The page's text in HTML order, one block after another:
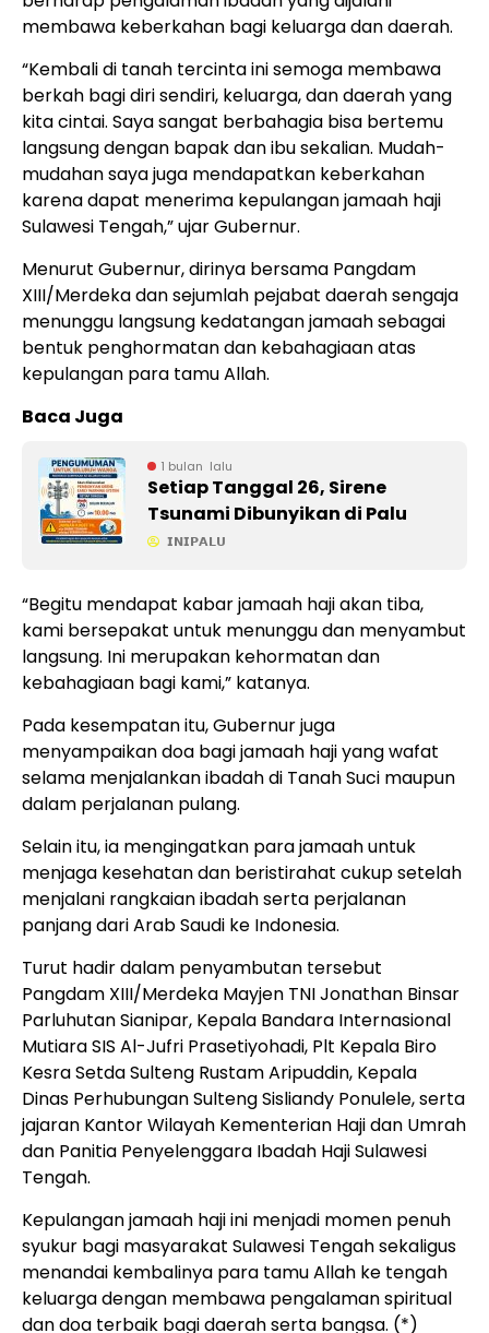
membawa keberkahan bagi keluarga dan daerah.
“Kembali di tanah tercinta ini semoga membawa
berkah bagi diri sendiri, keluarga, dan daerah yang
kita cintai. Saya sangat berbahagia bisa bertemu
langsung dengan bapak dan ibu sekalian. Mudah-
mudahan saya juga mendapatkan keberkahan
karena dapat menerima kepulangan jamaah haji
Sulawesi Tengah,” ujar Gubernur.
Menurut Gubernur, dirinya bersama Pangdam
XIII/Merdeka dan sejumlah pejabat daerah sengaja
menunggu langsung kedatangan jamaah sebagai
bentuk penghormatan dan kebahagiaan atas
kepulangan para tamu Allah.
Baca Juga
1 bulan lalu
Setiap Tanggal 26, Sirene
Tsunami Dibunyikan di Palu
𝗜𝗡𝗜𝗣𝗔𝗟𝗨
“Begitu mendapat kabar jamaah haji akan tiba,
kami bersepakat untuk menunggu dan menyambut
langsung. Ini merupakan kehormatan dan
kebahagiaan bagi kami,” katanya.
Pada kesempatan itu, Gubernur juga
menyampaikan doa bagi jamaah haji yang wafat
selama menjalankan ibadah di Tanah Suci maupun
dalam perjalanan pulang.
Selain itu, ia mengingatkan para jamaah untuk
menjaga kesehatan dan beristirahat cukup setelah
menjalani rangkaian ibadah serta perjalanan
panjang dari Arab Saudi ke Indonesia.
Turut hadir dalam penyambutan tersebut
Pangdam XIII/Merdeka Mayjen TNI Jonathan Binsar
Parluhutan Sianipar, Kepala Bandara Internasional
Mutiara SIS Al-Jufri Prasetiyohadi, Plt Kepala Biro
Kesra Setda Sulteng Rustam Aripuddin, Kepala
Dinas Perhubungan Sulteng Sisliandy Ponulele, serta
jajaran Kantor Wilayah Kementerian Haji dan Umrah
dan Panitia Penyelenggara Ibadah Haji Sulawesi
Tengah.
Kepulangan jamaah haji ini menjadi momen penuh
syukur bagi masyarakat Sulawesi Tengah sekaligus
menandai kembalinya para tamu Allah ke tengah
keluarga dengan membawa pengalaman spiritual
dan doa terbaik bagi daerah serta bangsa. (*)